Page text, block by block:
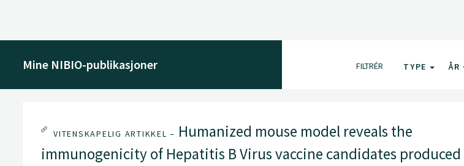
Mine NIBIO-publikasjoner FILTRÉR TYPE ÅR
VITENSKAPELIG ARTIKKEL – Humanized mouse model reveals the
immunogenicity of Hepatitis B Virus vaccine candidates produced